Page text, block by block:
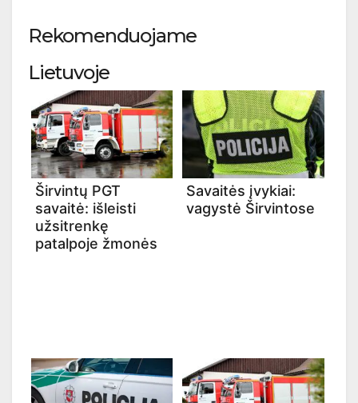
Rekomenduojame
Lietuvoje
Širvintų PGT
savaitė: išleisti
užsitrenkę
patalpoje žmonės
Savaitės įvykiai:
vagystė Širvintose